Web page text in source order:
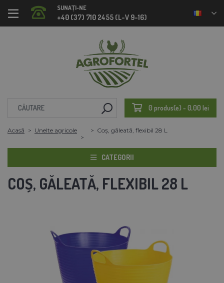
SUNAȚI-NE
+40 (37) 710 2455 (L-V 9-16)
0 produs(e) - 0,00 lei
Acasă Unelte agricole Coș, găleată, flexibil 28 L
CATEGORII
COȘ, GĂLEATĂ, FLEXIBIL 28 L